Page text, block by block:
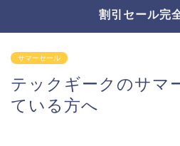
割引セール完
サマーセール
テックギークのサマ
ている方へ